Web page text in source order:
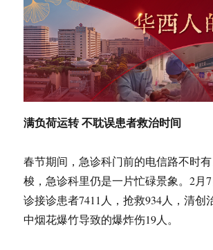
满负荷运转 不耽误患者救治时间
春节期间，急诊科门前的电信路不时
梭，急诊科里仍是一片忙碌景象。2月
诊接诊患者7411人，抢救934人，清创
中烟花爆竹导致的爆炸伤19人。